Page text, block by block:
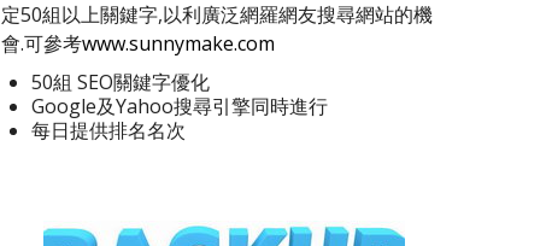
定50組以上關鍵字,以利廣泛網羅網友搜尋網站的機
會.可參考www.sunnymake.com
50組 SEO關鍵字優化
Google及Yahoo搜尋引擎同時進行
每日提供排名名次